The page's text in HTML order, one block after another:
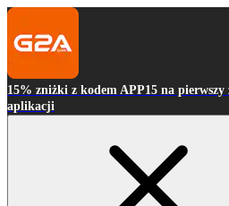
15% zniżki z kodem APP15 na pierwszy
aplikacji